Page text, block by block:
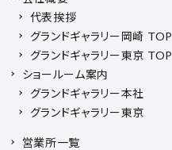
代表挨拶
グランドギャラリー岡崎 TOP
グランドギャラリー東京 TOP
ショールーム案内
グランドギャラリー本社
グランドギャラリー東京
営業所一覧